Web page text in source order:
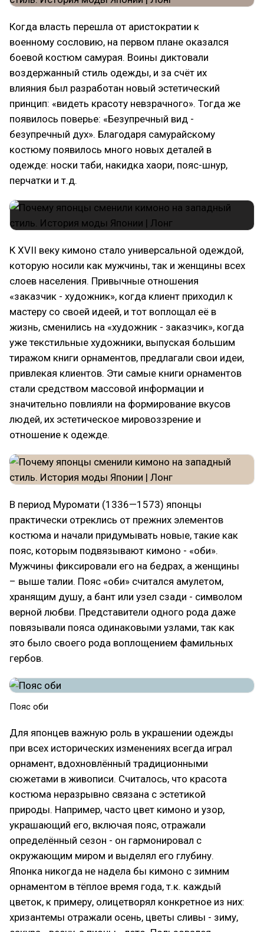
Когда власть перешла от аристократии к
военному сословию, на первом плане оказался
боевой костюм самурая. Воины диктовали
воздержанный стиль одежды, и за счёт их
влияния был разработан новый эстетический
принцип: «видеть красоту невзрачного». Тогда же
появилось поверье: «Безупречный вид -
безупречный дух». Благодаря самурайскому
костюму появилось много новых деталей в
одежде: носки таби, накидка хаори, пояс-шнур,
перчатки и т.д.
К XVII веку кимоно стало универсальной одеждой,
которую носили как мужчины, так и женщины всех
слоев населения. Привычные отношения
«заказчик - художник», когда клиент приходил к
мастеру со своей идеей, и тот воплощал её в
жизнь, сменились на «художник - заказчик», когда
уже текстильные художники, выпуская большим
тиражом книги орнаментов, предлагали свои идеи,
привлекая клиентов. Эти самые книги орнаментов
стали средством массовой информации и
значительно повлияли на формирование вкусов
людей, их эстетическое мировоззрение и
отношение к одежде.
В период Муромати (1336—1573) японцы
практически отреклись от прежних элементов
костюма и начали придумывать новые, такие как
пояс, которым подвязывают кимоно - «оби».
Мужчины фиксировали его на бедрах, а женщины
– выше талии. Пояс «оби» считался амулетом,
хранящим душу, а бант или узел сзади - символом
верной любви. Представители одного рода даже
повязывали пояса одинаковыми узлами, так как
это было своего рода воплощением фамильных
гербов.
Пояс оби
Для японцев важную роль в украшении одежды
при всех исторических изменениях всегда играл
орнамент, вдохновлённый традиционными
сюжетами в живописи. Считалось, что красота
костюма неразрывно связана с эстетикой
природы. Например, часто цвет кимоно и узор,
украшающий его, включая пояс, отражали
определённый сезон - он гармонировал с
окружающим миром и выделял его глубину.
Японка никогда не надела бы кимоно с зимним
орнаментом в тёплое время года, т.к. каждый
цветок, к примеру, олицетворял конкретное из них:
хризантемы отражали осень, цветы сливы - зиму,